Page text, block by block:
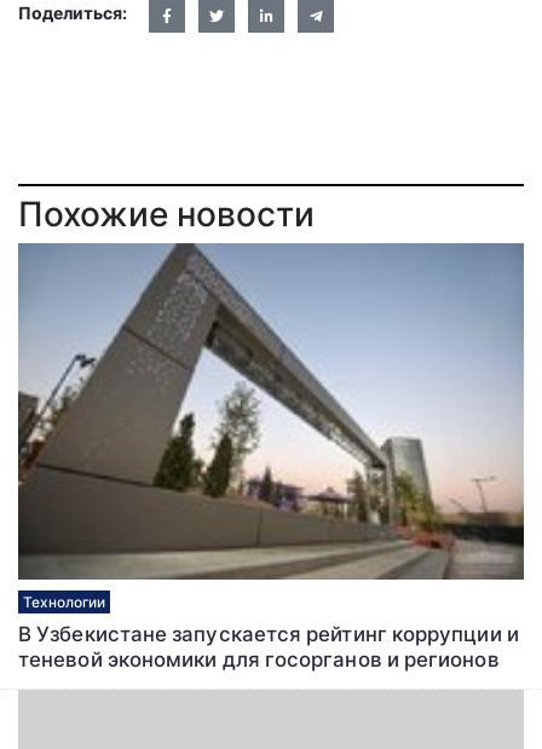
Поделиться:
Похожие новости
Технологии
В Узбекистане запускается рейтинг коррупции и
теневой экономики для госорганов и регионов